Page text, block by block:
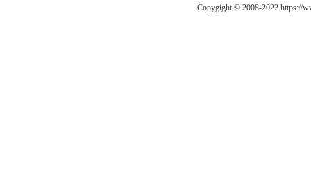
Copygight © 2008-2022 https://